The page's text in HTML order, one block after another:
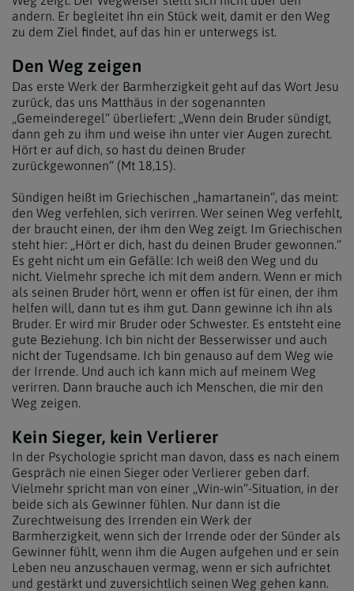
andern. Er begleitet ihn ein Stück weit, damit er den Weg
zu dem Ziel findet, auf das hin er unterwegs ist.
Den Weg zeigen
Das erste Werk der Barmherzigkeit geht auf das Wort Jesu
zurück, das uns Matthäus in der sogenannten
„Gemeinderegel“ überliefert: „Wenn dein Bruder sündigt,
dann geh zu ihm und weise ihn unter vier Augen zurecht.
Hört er auf dich, so hast du deinen Bruder
zurückgewonnen“ (Mt 18,15).
Sündigen heißt im Griechischen „hamartanein“, das meint:
den Weg verfehlen, sich verirren. Wer seinen Weg verfehlt,
der braucht einen, der ihm den Weg zeigt. Im Griechischen
steht hier: „Hört er dich, hast du deinen Bruder gewonnen.“
Es geht nicht um ein Gefälle: Ich weiß den Weg und du
nicht. Vielmehr spreche ich mit dem andern. Wenn er mich
als seinen Bruder hört, wenn er offen ist für einen, der ihm
helfen will, dann tut es ihm gut. Dann gewinne ich ihn als
Bruder. Er wird mir Bruder oder Schwester. Es entsteht eine
gute Beziehung. Ich bin nicht der Besserwisser und auch
nicht der Tugendsame. Ich bin genauso auf dem Weg wie
der Irrende. Und auch ich kann mich auf meinem Weg
verirren. Dann brauche auch ich Menschen, die mir den
Weg zeigen.
Kein Sieger, kein Verlierer
In der Psychologie spricht man davon, dass es nach einem
Gespräch nie einen Sieger oder Verlierer geben darf.
Vielmehr spricht man von einer „Win-win“-Situation, in der
beide sich als Gewinner fühlen. Nur dann ist die
Zurechtweisung des Irrenden ein Werk der
Barmherzigkeit, wenn sich der Irrende oder der Sünder als
Gewinner fühlt, wenn ihm die Augen aufgehen und er sein
Leben neu anzuschauen vermag, wenn er sich aufrichtet
und gestärkt und zuversichtlich seinen Weg gehen kann.